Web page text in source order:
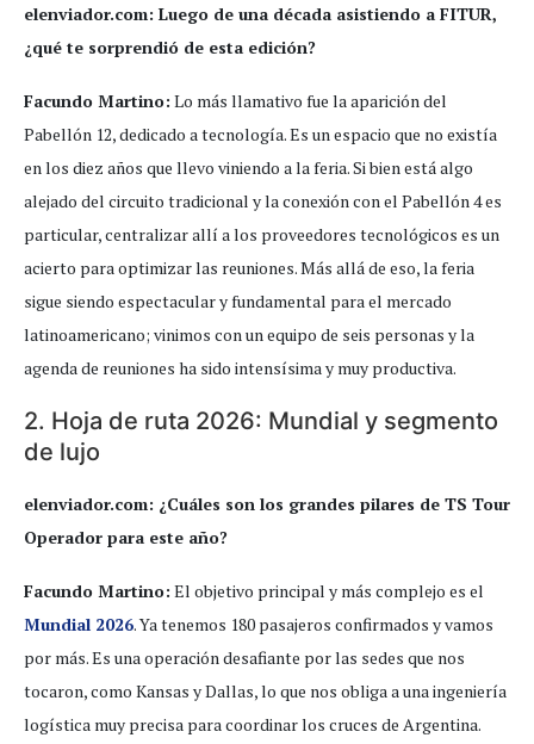
elenviador.com: Luego de una década asistiendo a FITUR,
¿qué te sorprendió de esta edición?
Facundo Martino: Lo más llamativo fue la aparición del
Pabellón 12, dedicado a tecnología. Es un espacio que no existía
en los diez años que llevo viniendo a la feria. Si bien está algo
alejado del circuito tradicional y la conexión con el Pabellón 4 es
particular, centralizar allí a los proveedores tecnológicos es un
acierto para optimizar las reuniones. Más allá de eso, la feria
sigue siendo espectacular y fundamental para el mercado
latinoamericano; vinimos con un equipo de seis personas y la
agenda de reuniones ha sido intensísima y muy productiva.
2. Hoja de ruta 2026: Mundial y segmento
de lujo
elenviador.com: ¿Cuáles son los grandes pilares de TS Tour
Operador para este año?
Facundo Martino: El objetivo principal y más complejo es el
Mundial 2026. Ya tenemos 180 pasajeros confirmados y vamos
por más. Es una operación desafiante por las sedes que nos
tocaron, como Kansas y Dallas, lo que nos obliga a una ingeniería
logística muy precisa para coordinar los cruces de Argentina.